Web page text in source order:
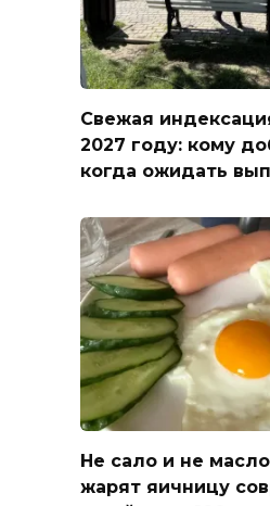
Свежая
2027 году: кому
когда ожидать
Не сало и не
жарят яичницу